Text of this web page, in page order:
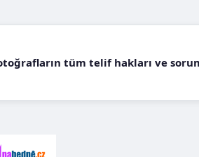
tüm telif hakları ve